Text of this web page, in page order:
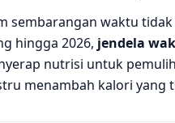
sembarangan waktu
hingga 2026, jendela
nutrisi untuk
menambah kalori yang